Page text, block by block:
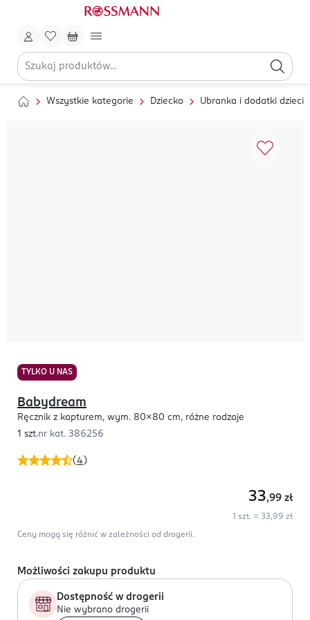
Wszystkie kategorie Dziecko Ubranka i dodatki
TYLKO U NAS
(4 )
Babydream
Ręcznik z kapturem, wym. 80x80 cm, różne rodzaje
1 szt.nr kat. 386256
33,99 zł
1 szt. = 33,99 zł
Ceny mogą się różnić w zależności od drogerii.
Możliwości zakupu produktu
Dostępność w drogerii
Nie wybrano drogerii